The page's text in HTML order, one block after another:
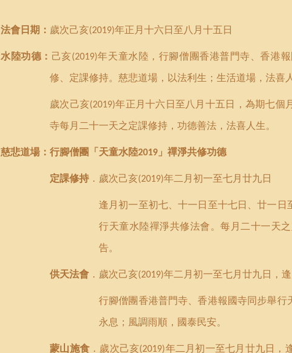
法會日期： 歲次己亥(2019)年正月十六日至八月十五日
水陸功德： 己亥(2019)年天童水陸，行腳僧團香港普門寺、香港
修、 定課修持。慈悲道場，以法利生；生活道場，法喜人
歲次己亥(2019)年正月十六日至八月十五日，為期七個
寺每月二十一天之定課修持， 功德善法 ， 法喜人生。
慈悲道場 ：行腳僧團 「天童水陸2019 」 禪淨共修功德
定課修持 ．歲次己亥(2019)年二月初一至七月廿九日
逢月初一至初七、十一日至十七日、廿一
行天童水陸禪淨共修法會。每月二十一天
告。
供天法會 ．歲次己亥(2019)年二月初一至七月廿九日，
行腳僧團香港普門寺、香港報國寺同步舉
永息；風調雨順，國泰民安。
蒙山施食 ．歲次己亥(2019)年二月初一至七月廿九日，